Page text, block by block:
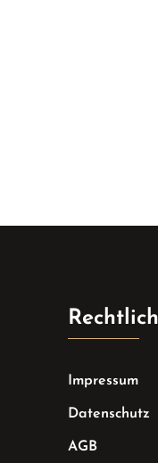
Impressum
Datenschutz
AGB